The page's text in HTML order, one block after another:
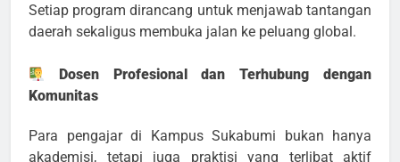
Setiap program dirancang untuk menjawab tantangan
daerah sekaligus membuka jalan ke peluang global.
Dosen Profesional dan Terhubung dengan
Komunitas
Para pengajar di Kampus Sukabumi bukan hanya
akademisi, tetapi juga praktisi yang terlibat aktif